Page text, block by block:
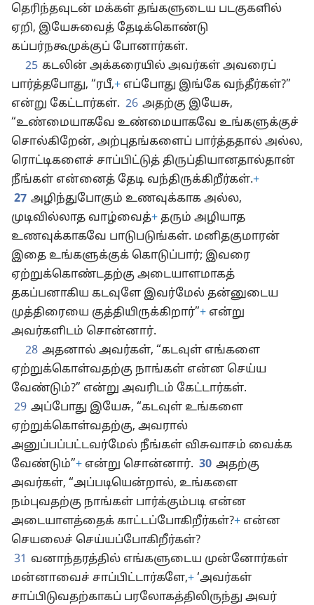
தெரிந்தவுடன் மக்கள் தங்களுடைய படகுகளில்
ஏறி, இயேசுவைத் தேடிக்கொண்டு
கப்பர்நகூமுக்குப் போனார்கள்.
25 கடலின் அக்கரையில் அவர்கள் அவரைப்
பார்த்தபோது, “ரபீ,+ எப்போது இங்கே வந்தீர்கள்?”
என்று கேட்டார்கள். 26 அதற்கு இயேசு,
“உண்மையாகவே உண்மையாகவே உங்களுக்குச்
சொல்கிறேன், அற்புதங்களைப் பார்த்ததால் அல்ல,
ரொட்டிகளைச் சாப்பிட்டுத் திருப்தியானதால்தான்
நீங்கள் என்னைத் தேடி வந்திருக்கிறீர்கள்.+
27 அழிந்துபோகும் உணவுக்காக அல்ல,
முடிவில்லாத வாழ்வைத்+ தரும் அழியாத
உணவுக்காகவே பாடுபடுங்கள். மனிதகுமாரன்
இதை உங்களுக்குக் கொடுப்பார்; இவரை
ஏற்றுக்கொண்டதற்கு அடையாளமாகத்
தகப்பனாகிய கடவுளே இவர்மேல் தன்னுடைய
முத்திரையை குத்தியிருக்கிறார்”+ என்று
அவர்களிடம் சொன்னார்.
28 அதனால் அவர்கள், “கடவுள் எங்களை
ஏற்றுக்கொள்வதற்கு நாங்கள் என்ன செய்ய
வேண்டும்?” என்று அவரிடம் கேட்டார்கள்.
29 அப்போது இயேசு, “கடவுள் உங்களை
ஏற்றுக்கொள்வதற்கு, அவரால்
அனுப்பப்பட்டவர்மேல் நீங்கள் விசுவாசம் வைக்க
வேண்டும்”+ என்று சொன்னார். 30 அதற்கு
அவர்கள், “அப்படியென்றால், உங்களை
நம்புவதற்கு நாங்கள் பார்க்கும்படி என்ன
அடையாளத்தைக் காட்டப்போகிறீர்கள்?+ என்ன
செயலைச் செய்யப்போகிறீர்கள்?
31 வனாந்தரத்தில் எங்களுடைய முன்னோர்கள்
மன்னாவைச் சாப்பிட்டார்களே,+ ‘அவர்கள்
சாப்பிடுவதற்காகப் பரலோகத்திலிருந்து அவர்